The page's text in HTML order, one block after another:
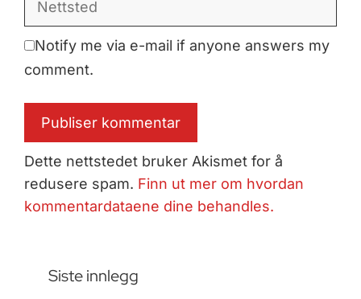
Notify me via e-mail if anyone answers my
comment.
Dette nettstedet bruker Akismet for å
redusere spam. Finn ut mer om hvordan
kommentardataene dine behandles.
Siste innlegg